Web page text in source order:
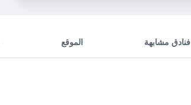
فنادق مشابهة الموقع